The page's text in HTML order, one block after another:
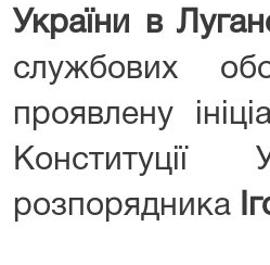
України в
службових
проявлену
Конституції
розпорядника